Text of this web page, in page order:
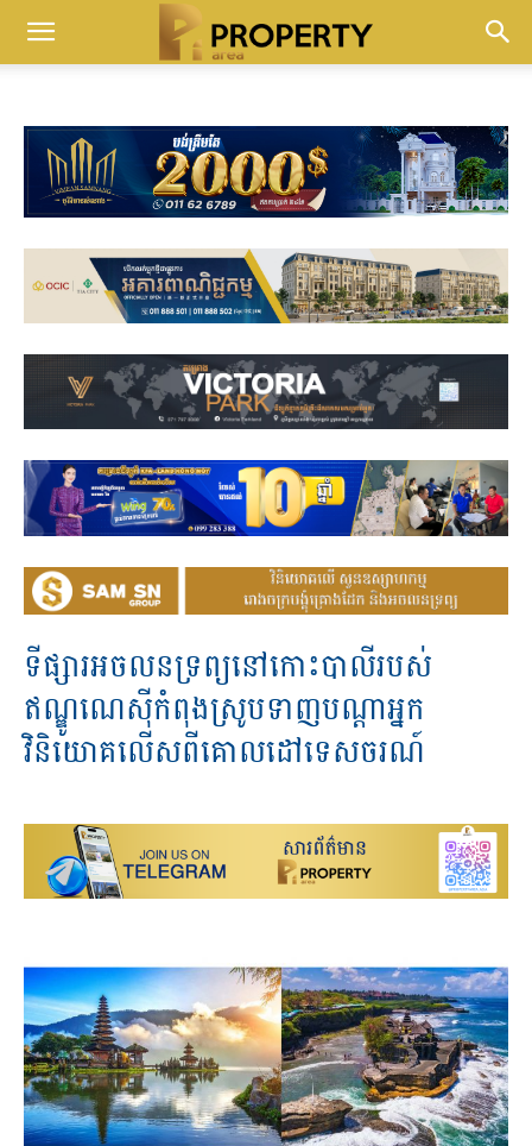
ទីផ្សារ​អចលនទ្រព្យ​នៅ​កោះ​បាលី​របស់​
ឥណ្ឌូណេសុី​កំពុង​ស្រូប​ទាញ​បណ្តា​អ្នក​
វិនិយោគ​លើស​ពី​គោលដៅ​ទេសចរណ៍